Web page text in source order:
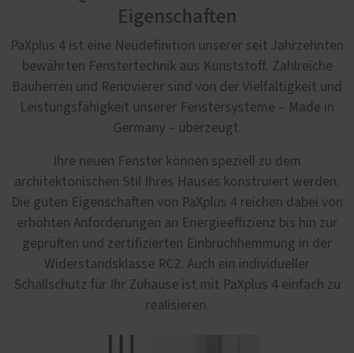
Eigenschaften
PaXplus 4 ist eine Neudefinition unserer seit Jahrzehnten
bewährten Fenstertechnik aus Kunststoff. Zahlreiche
Bauherren und Renovierer sind von der Vielfältigkeit und
Leistungsfähigkeit unserer Fenstersysteme – Made in
Germany – überzeugt.
Ihre neuen Fenster können speziell zu dem
architektonischen Stil Ihres Hauses konstruiert werden.
Die guten Eigenschaften von PaXplus 4 reichen dabei von
erhöhten Anforderungen an Energieeffizienz bis hin zur
geprüften und zertifizierten Einbruchhemmung in der
Widerstandsklasse RC2. Auch ein individueller
Schallschutz für Ihr Zuhause ist mit PaXplus 4 einfach zu
realisieren.